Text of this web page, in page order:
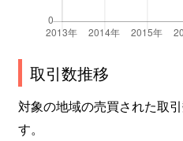
取引数推移
対象の地域の売買された取
す。